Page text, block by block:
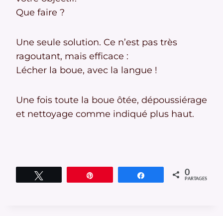
Que faire ?
Une seule solution. Ce n’est pas très
ragoutant, mais efficace :
Lécher la boue, avec la langue !
Une fois toute la boue ôtée, dépoussiérage
et nettoyage comme indiqué plus haut.
Partagez 0
PARTAGES